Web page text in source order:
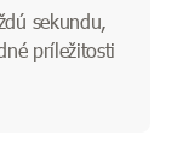
sekundu,
príležitosti